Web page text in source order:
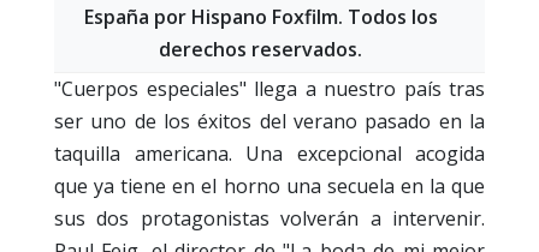
España por Hispano Foxfilm. Todos los
derechos reservados.
"Cuerpos especiales" llega a nuestro país tras
ser uno de los éxitos del verano pasado en la
taquilla americana. Una excepcional acogida
que ya tiene en el horno una secuela en la que
sus dos protagonistas volverán a intervenir.